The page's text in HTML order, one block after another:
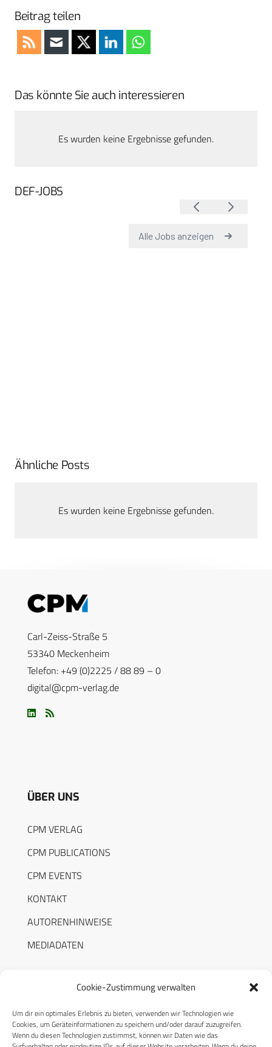
Cookie-Zustimmung verwalten
Um dir ein optimales Erlebnis zu bieten, verwenden wir Technologien wie
Cookies, um Geräteinformationen zu speichern und/oder darauf zuzugreifen.
Wenn du diesen Technologien zustimmst, können wir Daten wie das
Beitrag teilen
Das könnte Sie auch interessieren
Es wurden keine Ergebnisse gefunden.
DEF-JOBS
Ähnliche Posts
Es wurden keine Ergebnisse gefunden.
Carl-Zeiss-Straße 5
53340 Meckenheim
Telefon: +49 (0)2225 / 88 89 – 0
digital@cpm-verlag.de
ÜBER UNS
CPM VERLAG
CPM PUBLICATIONS
CPM EVENTS
KONTAKT
AUTORENHINWEISE
MEDIADATEN
RECHTLICHES